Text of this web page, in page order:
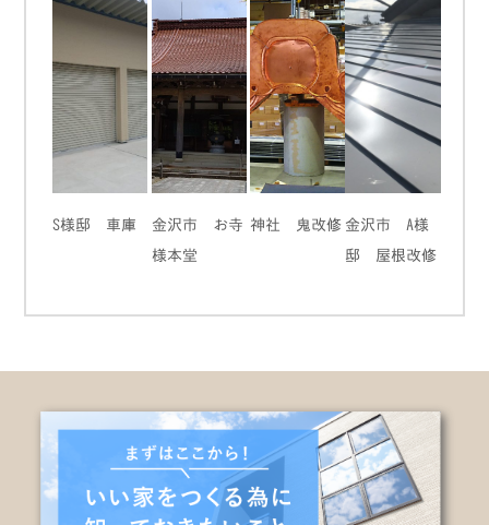
S様邸 車庫
金沢市 お寺
様本堂
神社 鬼改修 金沢市 A様
邸 屋根改修